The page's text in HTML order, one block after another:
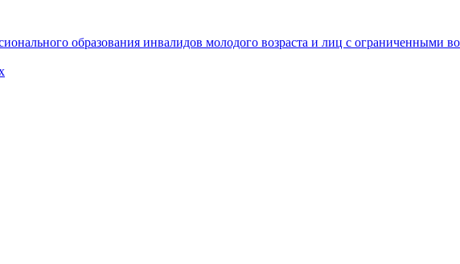
образования инвалидов молодого возраста и лиц с ограниченными